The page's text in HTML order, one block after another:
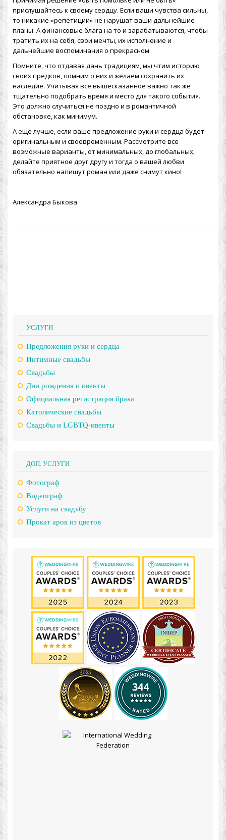
прислушайтесь к своему сердцу. Если ваши чувства сильны,
то никакие «репетиции» не нарушат ваши дальнейшие
планы. А финансовые блага на то и зарабатываются, чтобы
тратить их на себя, свои мечты, их исполнение и
дальнейшие воспоминания о прекрасном.
Помните, что отдавая дань традициям, мы чтим историю
своих предков, помним о них и желаем сохранить их
наследие. Учитывая все вышесказанное важно так же
тщательно подобрать время и место для такого события.
Это должно случиться не поздно и в романтичной
обстановке, как минимум.
А еще лучше, если ваше предложение руки и сердца будет
оригинальным и своевременным. Рассмотрите все
возможные варианты, от минимальных, до глобальных,
делайте приятное друг другу и тогда о вашей любви
обязательно напишут роман или даже снимут кино!
Александра Быкова
УСЛУГИ
Предложения руки и сердца
Интимные свадьбы
Свадьбы
Дни рождения и ивенты
Официальная регистрация брака
Католические свадьбы
Свадьбы и LGBTQ-ивенты
ДОП. УСЛУГИ
Фотограф
Видеограф
Услуги на свадьбу
Прокат арок из цветов